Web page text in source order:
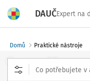
DAUČExpert na
Domů Praktické nástroje